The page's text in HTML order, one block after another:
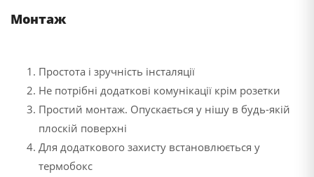
Монтаж
Простота і зручність інсталяції
Не потрібні додаткові комунікації крім розетки
Простий монтаж. Опускається у нішу в будь-якій
плоскій поверхні
Для додаткового захисту встановлюється у
термобокс